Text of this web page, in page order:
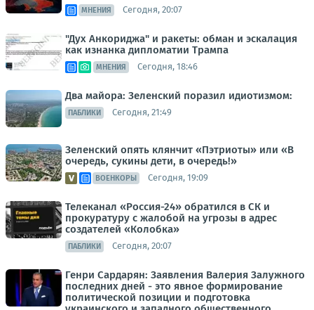
МНЕНИЯ Сегодня, 20:07
"Дух Анкориджа" и ракеты: обман и эскалация
как изнанка дипломатии Трампа
МНЕНИЯ Сегодня, 18:46
Два майора: Зеленский поразил идиотизмом:
ПАБЛИКИ Сегодня, 21:49
Зеленский опять клянчит «Пэтриоты» или «В
очередь, сукины дети, в очередь!»
ВОЕНКОРЫ Сегодня, 19:09
Телеканал «Россия-24» обратился в СК и
прокуратуру с жалобой на угрозы в адрес
создателей «Колобка»
ПАБЛИКИ Сегодня, 20:07
Генри Сардарян: Заявления Валерия Залужного
последних дней - это явное формирование
политической позиции и подготовка